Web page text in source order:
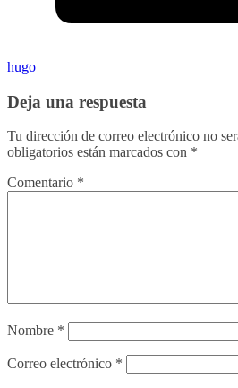
hugo
Deja una respuesta
Tu dirección de correo electrónico no
obligatorios están marcados con *
Comentario *
Nombre *
Correo electrónico *